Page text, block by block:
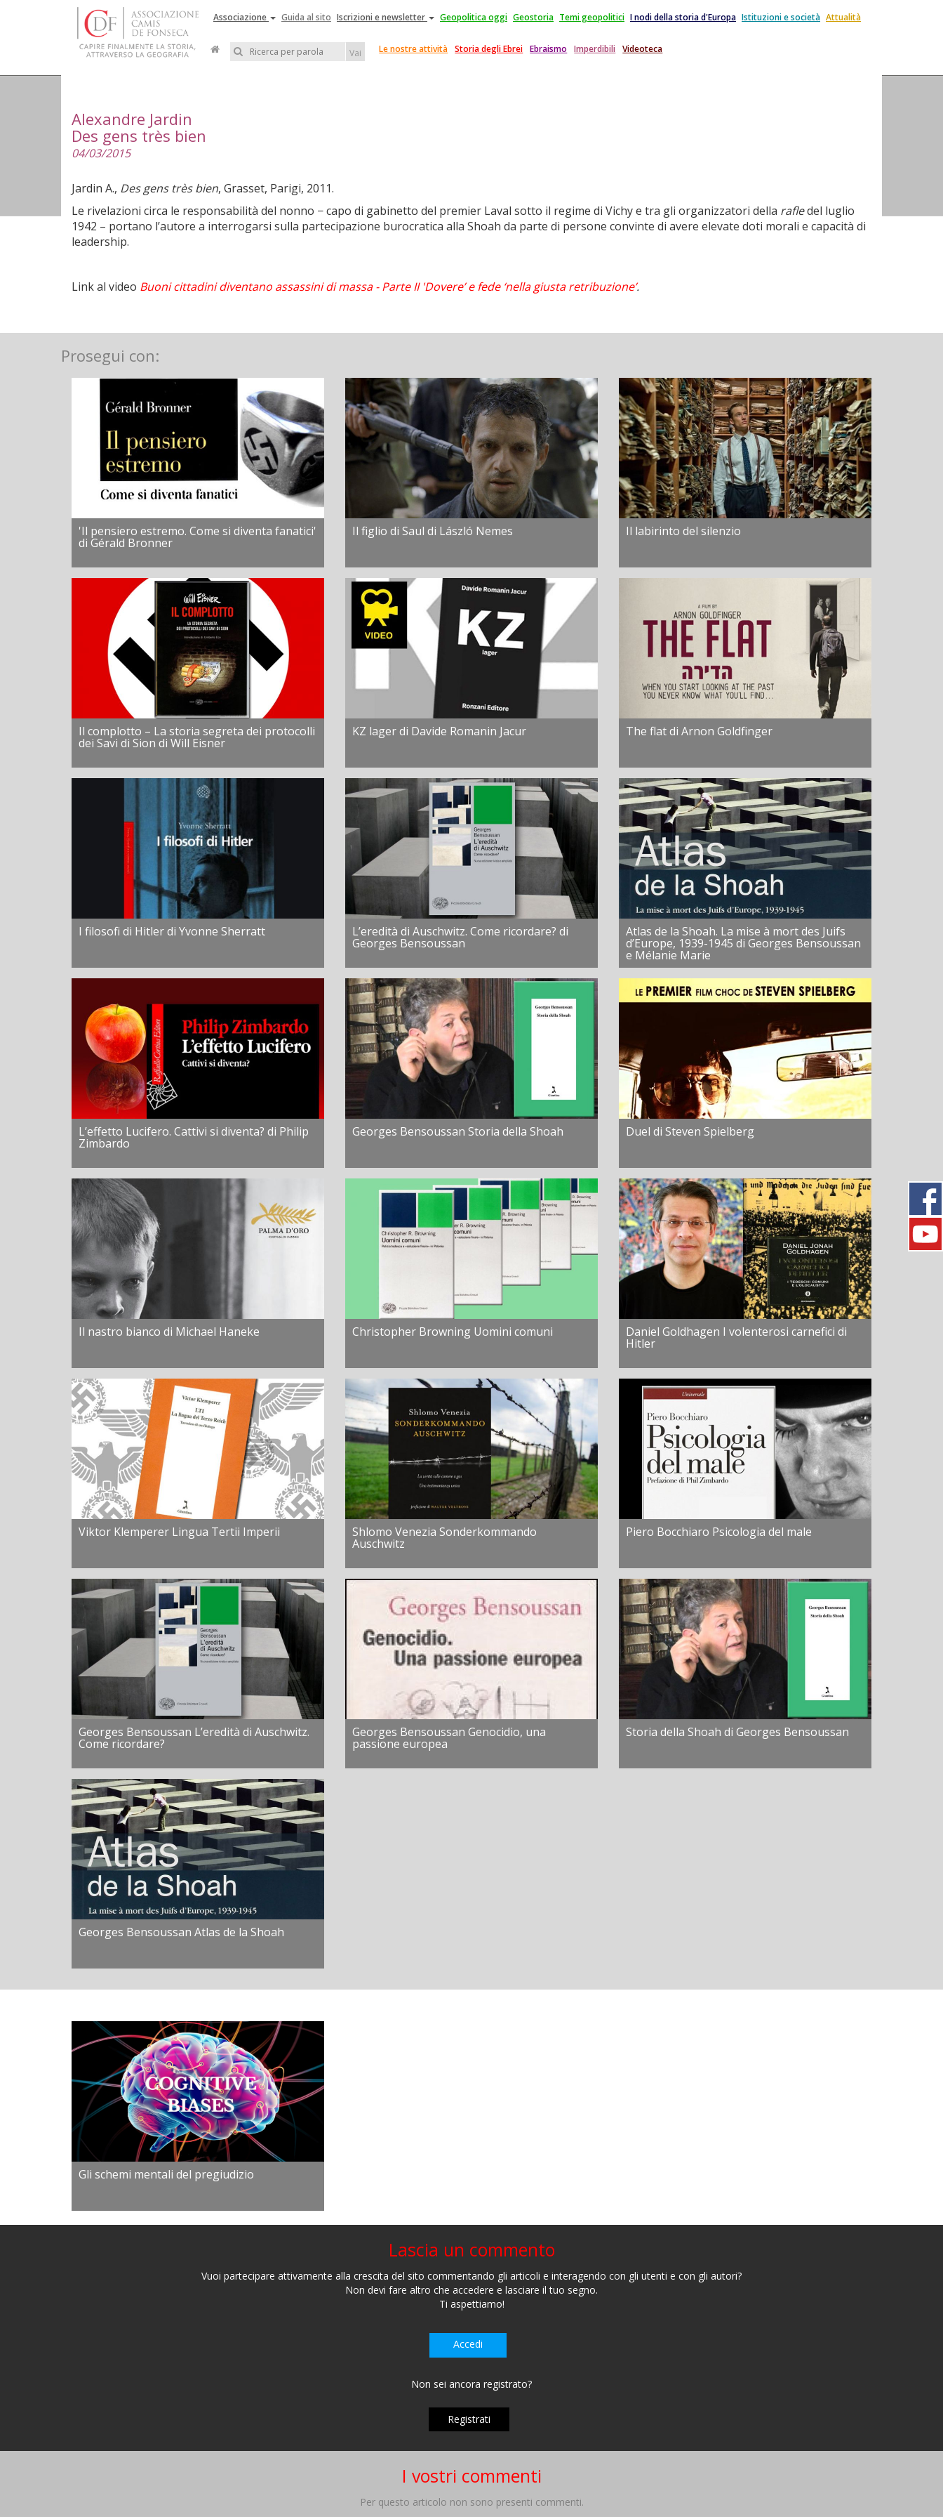
Associazione Guida al sito Iscrizioni e newsletter Geopolitica oggi Geostoria Temi geopolitici I nodi della storia d'Europa Istituzioni e società Attualità
Vai Le nostre attività Storia degli Ebrei Ebraismo Imperdibili Videoteca
Alexandre Jardin
Des gens très bien
04/03/2015
Jardin A., Des gens très bien, Grasset, Parigi, 2011.
Le rivelazioni circa le responsabilità del nonno − capo di gabinetto del premier Laval sotto il regime di Vichy e tra gli organizzatori della rafledel luglio
1942 – portano l’autore a interrogarsi sulla partecipazione burocratica alla Shoah da parte di persone convinte di avere elevate doti morali e capacità di
leadership.
Link al video Buoni cittadini diventano assassini di massa - Parte II 'Dovere’ e fede ‘nella giusta retribuzione’.
Prosegui con:
'Il pensiero estremo. Come si diventa fanatici'
di Gérald Bronner
Il figlio di Saul di László Nemes Il labirinto del silenzio
Il complotto – La storia segreta dei protocolli
dei Savi di Sion di Will Eisner
KZ lager di Davide Romanin Jacur The flat di Arnon Goldfinger
I filosofi di Hitler di Yvonne Sherratt L’eredità di Auschwitz. Come ricordare? di
Georges Bensoussan
Atlas de la Shoah. La mise à mort des Juifs
d’Europe, 1939-1945 di Georges Bensoussan
e Mélanie Marie
L’effetto Lucifero. Cattivi si diventa? di Philip
Zimbardo
Georges Bensoussan Storia della Shoah Duel di Steven Spielberg
Il nastro bianco di Michael Haneke Christopher Browning Uomini comuni Daniel Goldhagen I volenterosi carnefici di
Hitler
Viktor Klemperer Lingua Tertii Imperii Shlomo Venezia Sonderkommando
Auschwitz
Piero Bocchiaro Psicologia del male
Georges Bensoussan L’eredità di Auschwitz.
Come ricordare?
Georges Bensoussan Genocidio, una
passione europea
Storia della Shoah di Georges Bensoussan
Georges Bensoussan Atlas de la Shoah
Gli schemi mentali del pregiudizio
Lascia un commento
Vuoi partecipare attivamente alla crescita del sito commentando gli articoli e interagendo con gli utenti e con gli autori?
Non devi fare altro che accedere e lasciare il tuo segno.
Ti aspettiamo!
Accedi
Non sei ancora registrato?
Registrati
I vostri commenti
Per questo articolo non sono presenti commenti.